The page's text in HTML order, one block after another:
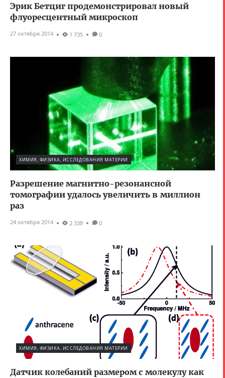
Эрик Бетциг продемонстрировал новый
флуоресцентный микроскоп
27 октября 2014 1 735 0
ХИМИЯ, ФИЗИКА, ИССЛЕДОВАНИЯ МАТЕРИИ
Разрешение магнитно-резонансной
томографии удалось увеличить в миллион
раз
24 октября 2014 2 338 0
ХИМИЯ, ФИЗИКА, ИССЛЕДОВАНИЯ МАТЕРИИ
Датчик колебаний размером с молекулу как